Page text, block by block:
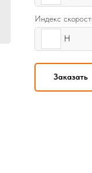
Индекс
H
Заказать